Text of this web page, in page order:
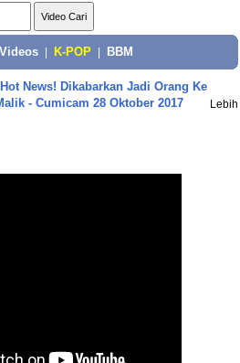
K-POP BBM
Hot News! Dikabarkan Jadi Orang Ke
- Cumicam 28 Oktober 2017
Lebih